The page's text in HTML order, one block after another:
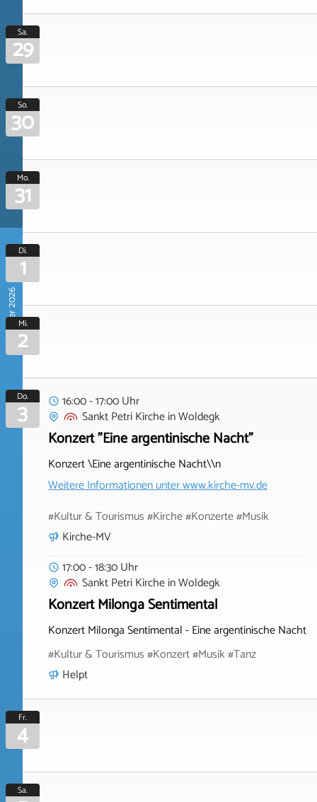
Sa.
29
So.
30
Mo.
31
September 2026
Di.
1
Mi.
2
Do.
3
16:00 - 17:00 Uhr
Sankt Petri KircheinWoldegk
Konzert "Eine argentinische Nacht"
Konzert \Eine argentinische Nacht\\n
Weitere Informationen unterwww.kirche-mv.de
#Kultur & Tourismus #Kirche #Konzerte #Musik
Kirche-MV
17:00 - 18:30 Uhr
Sankt Petri KircheinWoldegk
Konzert Milonga Sentimental
Konzert Milonga Sentimental - Eine argentinische Nacht
#Kultur & Tourismus #Konzert #Musik #Tanz
Helpt
Fr.
4
Sa.